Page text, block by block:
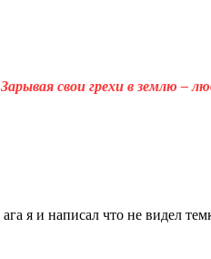
Зарывая свои грехи в землю –
ага я и написал что не видел